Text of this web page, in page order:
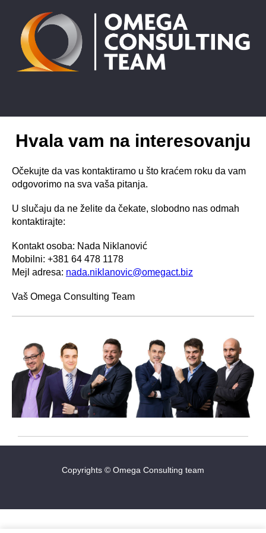
Hvala vam na interesovanju
Očekujte da vas kontaktiramo u što kraćem roku da vam
odgovorimo na sva vaša pitanja.
U slučaju da ne želite da čekate, slobodno nas odmah
kontaktirajte:
Kontakt osoba: Nada Niklanović
Mobilni: +381 64 478 1178
Mejl adresa: nada.niklanovic@omegact.biz
Vaš Omega Consulting Team
Copyrights © Omega Consulting team